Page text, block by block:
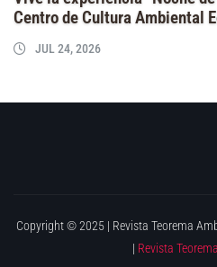
Centro de Cultura Ambiental
JUL 24, 2026
Copyright © 2025 | Revista Teorema
| Revista